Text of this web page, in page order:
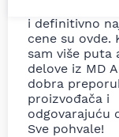
prodavnice
i definitivno
cene su ovde.
sam više puta
delove iz MD
dobra
proizvođača i
odgovarajuću
Sve pohvale!